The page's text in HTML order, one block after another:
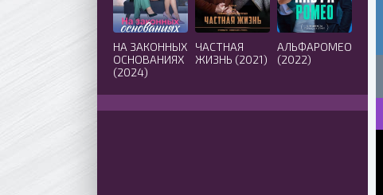
НА ЗАКОННЫХ
ОСНОВАНИЯХ
(2024)
ЧАСТНАЯ
ЖИЗНЬ (2021)
АЛЬФАРОМЕО
(2022)